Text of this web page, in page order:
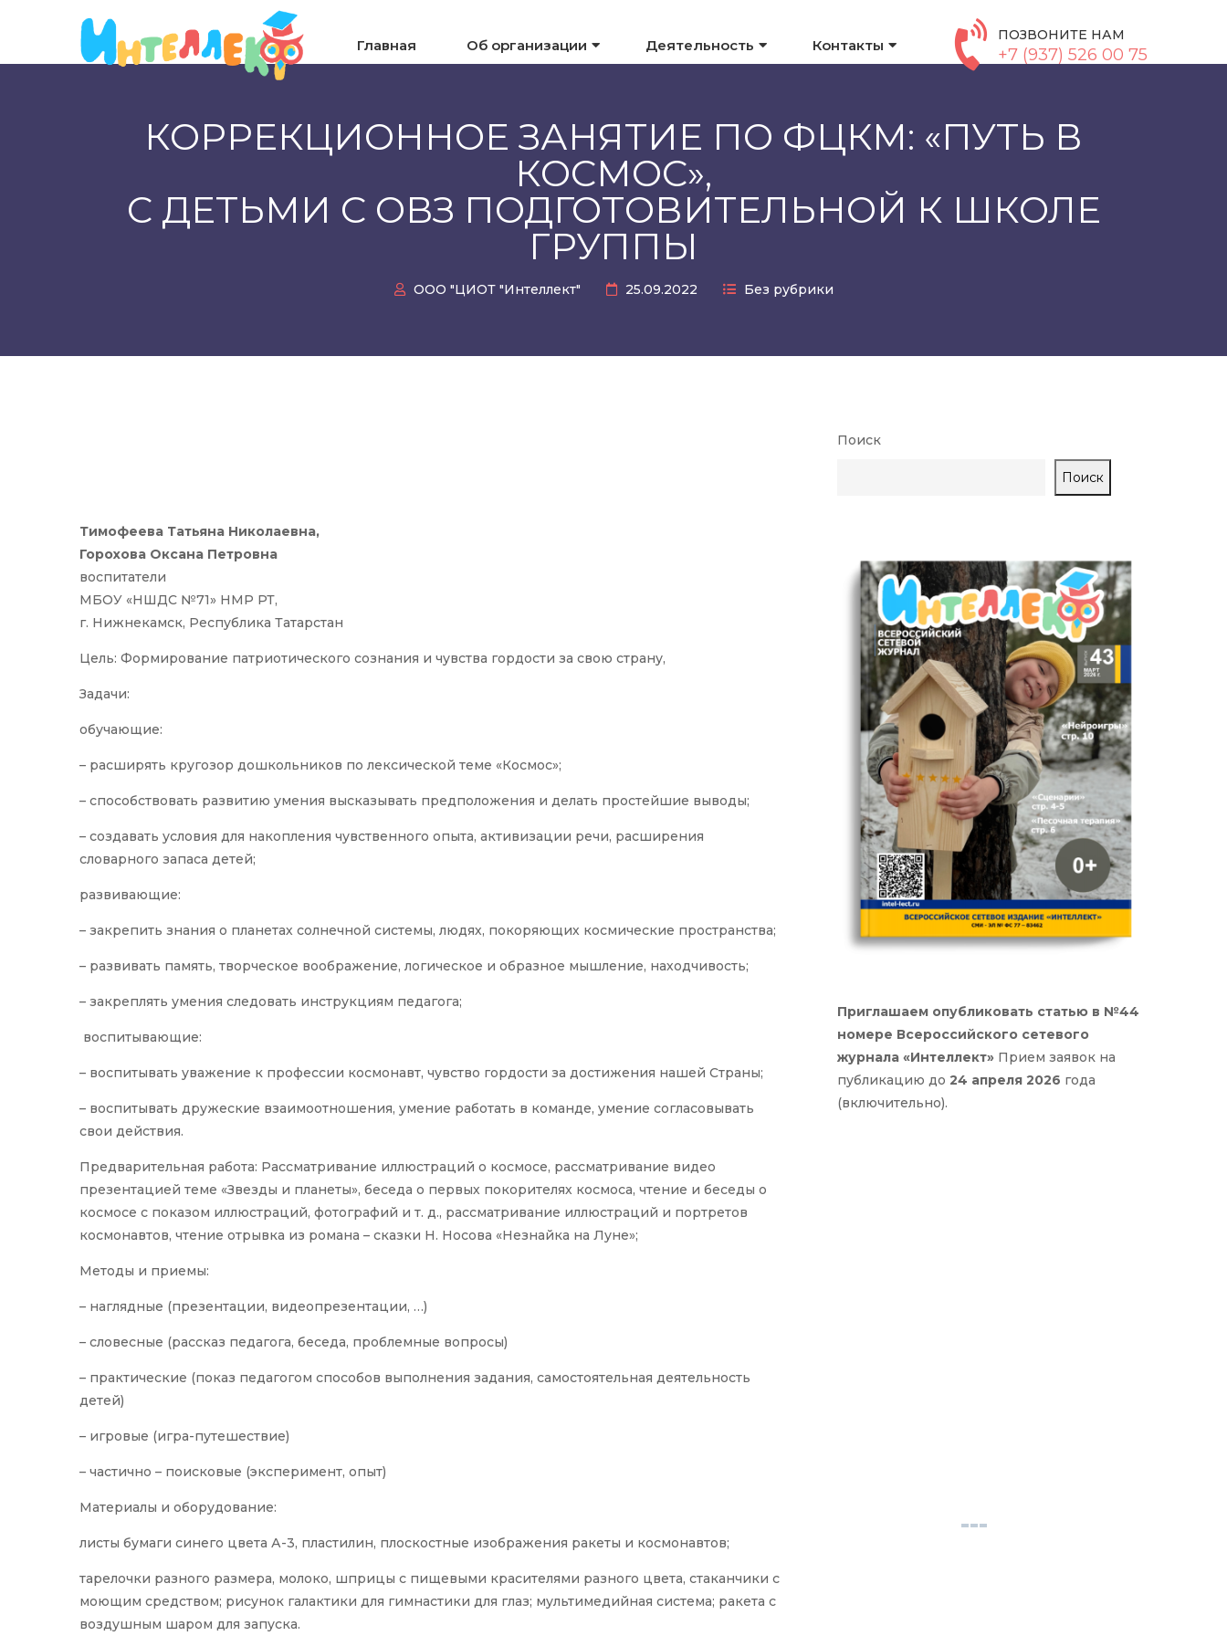
Главная Об организации Деятельность Контакты
ПОЗВОНИТЕ НАМ
+7 (937) 526 00 75
КОРРЕКЦИОННОЕ ЗАНЯТИЕ ПО ФЦКМ: «ПУТЬ В
КОСМОС»,
С ДЕТЬМИ C ОВЗ ПОДГОТОВИТЕЛЬНОЙ К ШКОЛЕ
ГРУППЫ
ООО "ЦИОТ "Интеллект" 25.09.2022 Без рубрики
Тимофеева Татьяна Николаевна,
Горохова Оксана Петровна
воспитатели
МБОУ «НШДС №71» НМР РТ,
г. Нижнекамск, Республика Татарстан
Цель: Формирование патриотического сознания и чувства гордости за свою страну,
Задачи:
обучающие:
– расширять кругозор дошкольников по лексической теме «Космос»;
– способствовать развитию умения высказывать предположения и делать простейшие выводы;
– создавать условия для накопления чувственного опыта, активизации речи, расширения
словарного запаса детей;
развивающие:
– закрепить знания о планетах солнечной системы, людях, покоряющих космические пространства;
– развивать память, творческое воображение, логическое и образное мышление, находчивость;
– закреплять умения следовать инструкциям педагога;
воспитывающие:
– воспитывать уважение к профессии космонавт, чувство гордости за достижения нашей Страны;
– воспитывать дружеские взаимоотношения, умение работать в команде, умение согласовывать
свои действия.
Предварительная работа: Рассматривание иллюстраций о космосе, рассматривание видео
презентацией теме «Звезды и планеты», беседа о первых покорителях космоса, чтение и беседы о
космосе с показом иллюстраций, фотографий и т. д., рассматривание иллюстраций и портретов
космонавтов, чтение отрывка из романа – сказки Н. Носова «Незнайка на Луне»;
Методы и приемы:
– наглядные (презентации, видеопрезентации, …)
– словесные (рассказ педагога, беседа, проблемные вопросы)
– практические (показ педагогом способов выполнения задания, самостоятельная деятельность
детей)
– игровые (игра-путешествие)
– частично – поисковые (эксперимент, опыт)
Материалы и оборудование:
листы бумаги синего цвета А-3, пластилин, плоскостные изображения ракеты и космонавтов;
тарелочки разного размера, молоко, шприцы с пищевыми красителями разного цвета, стаканчики с
моющим средством; рисунок галактики для гимнастики для глаз; мультимедийная система; ракета с
воздушным шаром для запуска.
Поиск
Поиск
Приглашаем опубликовать статью в №44
номере Всероссийского сетевого
журнала «Интеллект» Прием заявок на
публикацию до 24 апреля 2026 года
(включительно).